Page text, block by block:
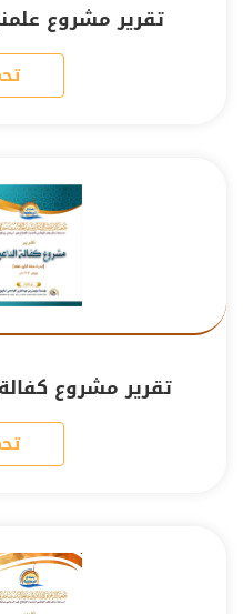
تقرير مشروع علمني
تقرير مشروع كفالة